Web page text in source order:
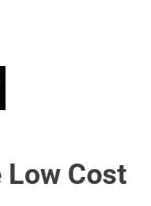
Cost